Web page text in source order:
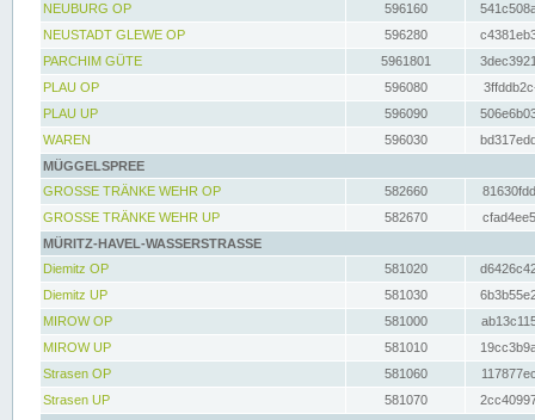
NEUBURG OP
596160
NEUSTADT GLEWE OP
596280
PARCHIM GÜTE
5961801
PLAU OP
596080
PLAU UP
596090
WAREN
596030
MÜGGELSPREE
GROSSE TRÄNKE WEHR OP
582660
GROSSE TRÄNKE WEHR UP
582670
MÜRITZ-HAVEL-WASSERSTRASSE
Diemitz OP
581020
Diemitz UP
581030
MIROW OP
581000
MIROW UP
581010
Strasen OP
581060
Strasen UP
581070